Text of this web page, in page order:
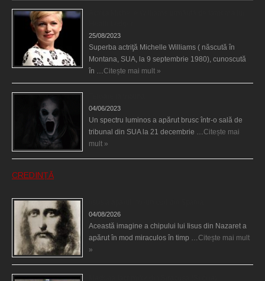
25/08/2023
Superba actriţă Michelle Williams ( născută în
Montana, SUA, la 9 septembrie 1980), cunoscută
în …Citește mai mult »
04/06/2023
Un spectru luminos a apărut brusc într-o sală de
tribunal din SUA la 21 decembrie …Citește mai
mult »
CREDINȚĂ
04/08/2026
Această imagine a chipului lui Iisus din Nazaret a
apărut în mod miraculos în timp …Citește mai mult
»